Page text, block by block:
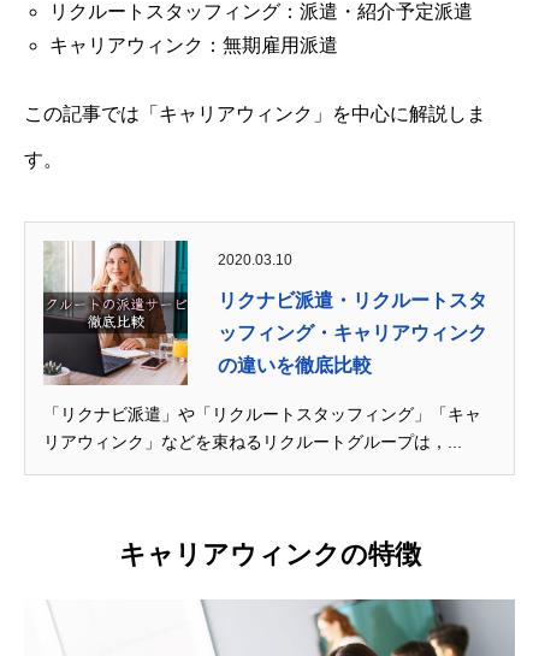
リクルートスタッフィング：派遣・紹介予定派遣
キャリアウィンク：無期雇用派遣
この記事では「キャリアウィンク」を中心に解説しま
す。
2020.03.10
リクナビ派遣・リクルートスタ
ッフィング・キャリアウィンク
の違いを徹底比較
「リクナビ派遣」や「リクルートスタッフィング」「キャ
リアウィンク」などを束ねるリクルートグループは，...
キャリアウィンクの特徴